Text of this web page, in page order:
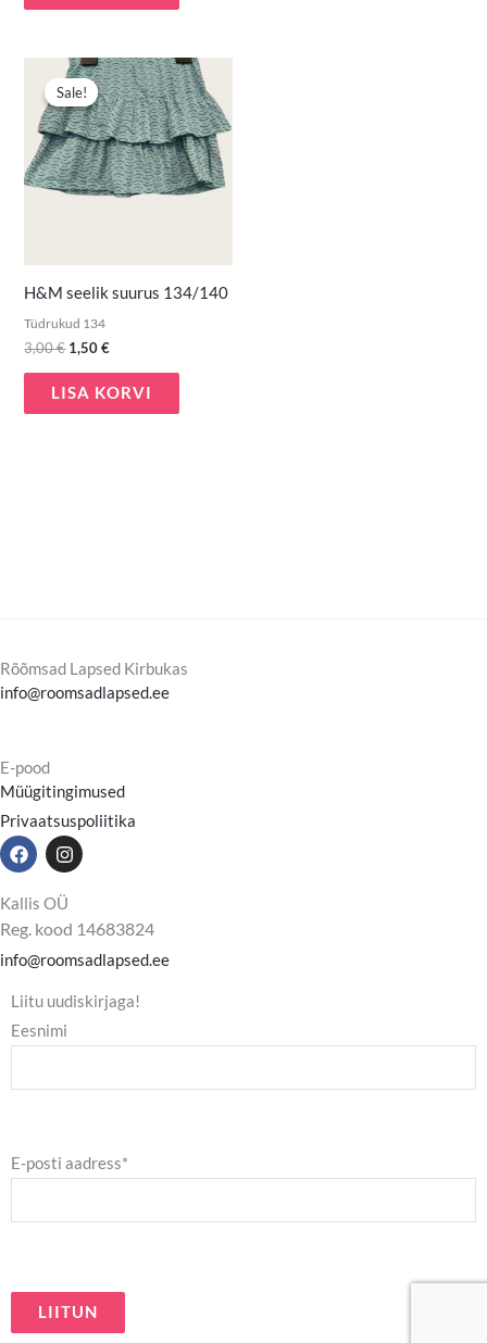
Sale!
Sale!
H&M seelik suurus 134/140
Tüdrukud 134
3,00€
Algne
hind
oli:
3,00 €.
1,50€
Praegune
hind
on:
1,50 €.
LISA KORVI
Rõõmsad Lapsed Kirbukas
info@roomsadlapsed.ee
E-pood
Müügitingimused
Privaatsuspoliitika
F
a
e
o
o
k
I
n
t
a
g
r
a
m
Kallis OÜ
Reg. kood 14683824
info@roomsadlapsed.ee
Liitu uudiskirjaga!
Eesnimi
E-posti aadress*